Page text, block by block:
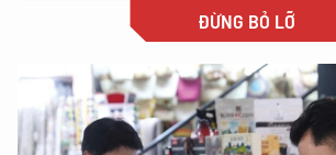
ĐỪNG BỎ LỠ